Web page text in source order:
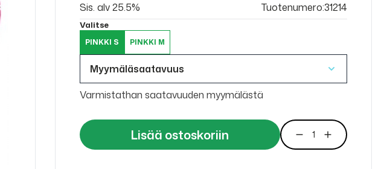
Sis. alv 25.5% Tuotenumero:31214
Valitse
PINKKI S PINKKI M
Myymäläsaatavuus
Varmistathan saatavuuden myymälästä
Lisää ostoskoriin